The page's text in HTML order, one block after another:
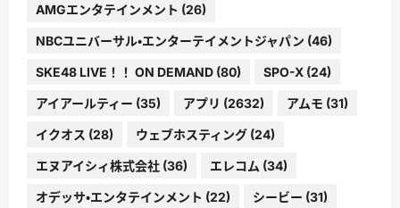
AMGエンタテインメント (26)
NBCユニバーサル・エンターテイメントジャパン (46)
SKE48 LIVE！！ ON DEMAND (80) SPO-X (24)
アイアールティー (35) アプリ (2632) アムモ (31)
イクオス (28) ウェブホスティング (24)
エヌアイシィ株式会社 (36) エレコム (34)
オデッサ・エンタテインメント (22) シービー (31)